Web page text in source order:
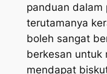
panduan dalam
terutamanya
boleh sangat
berkesan untuk
mendapat